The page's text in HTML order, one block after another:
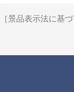
［景品表示法に基